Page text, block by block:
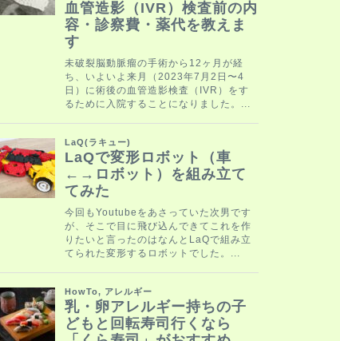
やりたいこと
者がおすすめ
いことの見つ
脳動脈瘤がわかってか
事なのかを毎日のよう
かがわからず、毎日 …
脈瘤
脳動脈瘤経験
脳動脈瘤があると分
も悩みました。そして
思いました。 …
脈瘤